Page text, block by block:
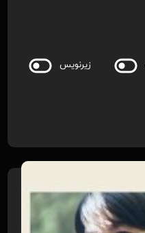
زیرنویس